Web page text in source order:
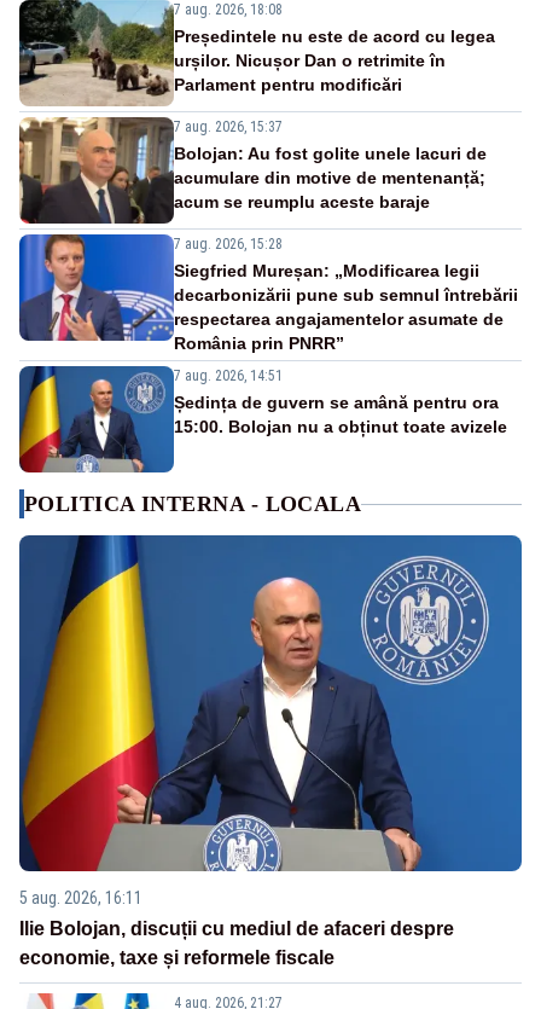
7 aug. 2026, 18:08
Președintele nu este de acord cu legea
urșilor. Nicușor Dan o retrimite în
Parlament pentru modificări
7 aug. 2026, 15:37
Bolojan: Au fost golite unele lacuri de
acumulare din motive de mentenanță;
acum se reumplu aceste baraje
7 aug. 2026, 15:28
Siegfried Mureșan: „Modificarea legii
decarbonizării pune sub semnul întrebării
respectarea angajamentelor asumate de
România prin PNRR”
7 aug. 2026, 14:51
Ședința de guvern se amână pentru ora
15:00. Bolojan nu a obținut toate avizele
POLITICA INTERNA - LOCALA
5 aug. 2026, 16:11
Ilie Bolojan, discuții cu mediul de afaceri despre
economie, taxe și reformele fiscale
4 aug. 2026, 21:27